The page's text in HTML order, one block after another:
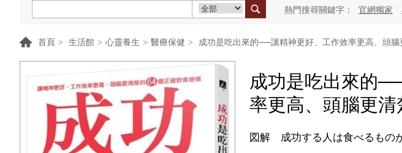
熱門搜尋關鍵字： 官網獨家
首頁 > 生活館 > 心靈養生 > 醫療保健 > 成功是吃出來的──讓精神更好、工作效率更高、頭
成功是吃出來的
率更高、頭腦更
図解 成功する人は食べるもの